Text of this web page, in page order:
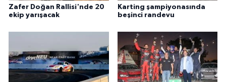
Zafer Doğan Rallisi'nde 20
ekip yarışacak
Karting şampiyonasında
beşinci randevu